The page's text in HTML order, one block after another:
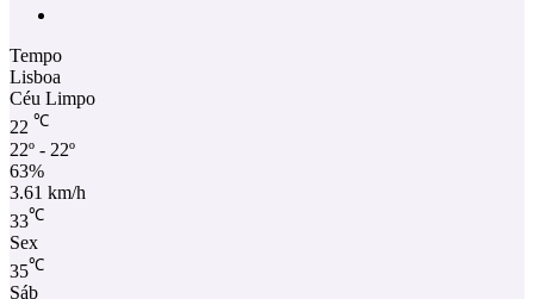
Tempo
Lisboa
Céu Limpo
22 ℃
22º - 22º
63%
3.61 km/h
33℃
Sex
35℃
Sáb